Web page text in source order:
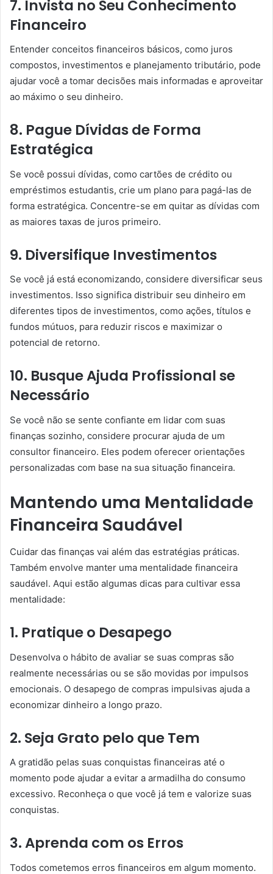
7. Invista no Seu Conhecimento
Financeiro
Entender conceitos financeiros básicos, como juros
compostos, investimentos e planejamento tributário, pode
ajudar você a tomar decisões mais informadas e aproveitar
ao máximo o seu dinheiro.
8. Pague Dívidas de Forma
Estratégica
Se você possui dívidas, como cartões de crédito ou
empréstimos estudantis, crie um plano para pagá-las de
forma estratégica. Concentre-se em quitar as dívidas com
as maiores taxas de juros primeiro.
9. Diversifique Investimentos
Se você já está economizando, considere diversificar seus
investimentos. Isso significa distribuir seu dinheiro em
diferentes tipos de investimentos, como ações, títulos e
fundos mútuos, para reduzir riscos e maximizar o
potencial de retorno.
10. Busque Ajuda Profissional se
Necessário
Se você não se sente confiante em lidar com suas
finanças sozinho, considere procurar ajuda de um
consultor financeiro. Eles podem oferecer orientações
personalizadas com base na sua situação financeira.
Mantendo uma Mentalidade
Financeira Saudável
Cuidar das finanças vai além das estratégias práticas.
Também envolve manter uma mentalidade financeira
saudável. Aqui estão algumas dicas para cultivar essa
mentalidade:
1. Pratique o Desapego
Desenvolva o hábito de avaliar se suas compras são
realmente necessárias ou se são movidas por impulsos
emocionais. O desapego de compras impulsivas ajuda a
economizar dinheiro a longo prazo.
2. Seja Grato pelo que Tem
A gratidão pelas suas conquistas financeiras até o
momento pode ajudar a evitar a armadilha do consumo
excessivo. Reconheça o que você já tem e valorize suas
conquistas.
3. Aprenda com os Erros
Todos cometemos erros financeiros em algum momento.